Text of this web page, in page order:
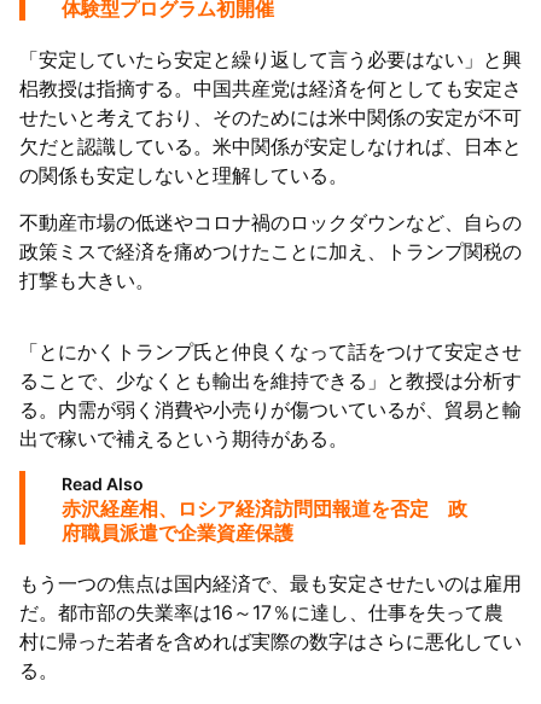
体験型プログラム初開催
「安定していたら安定と繰り返して言う必要はない」と興
梠教授は指摘する。中国共産党は経済を何としても安定さ
せたいと考えており、そのためには米中関係の安定が不可
欠だと認識している。米中関係が安定しなければ、日本と
の関係も安定しないと理解している。
不動産市場の低迷やコロナ禍のロックダウンなど、自らの
政策ミスで経済を痛めつけたことに加え、トランプ関税の
打撃も大きい。
「とにかくトランプ氏と仲良くなって話をつけて安定させ
ることで、少なくとも輸出を維持できる」と教授は分析す
る。内需が弱く消費や小売りが傷ついているが、貿易と輸
出で稼いで補えるという期待がある。
Read Also
赤沢経産相、ロシア経済訪問団報道を否定 政
府職員派遣で企業資産保護
もう一つの焦点は国内経済で、最も安定させたいのは雇用
だ。都市部の失業率は16～17％に達し、仕事を失って農
村に帰った若者を含めれば実際の数字はさらに悪化してい
る。